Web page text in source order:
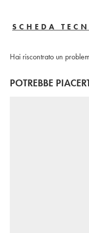
SCHEDA
Hai riscontrato un
POTREBBE